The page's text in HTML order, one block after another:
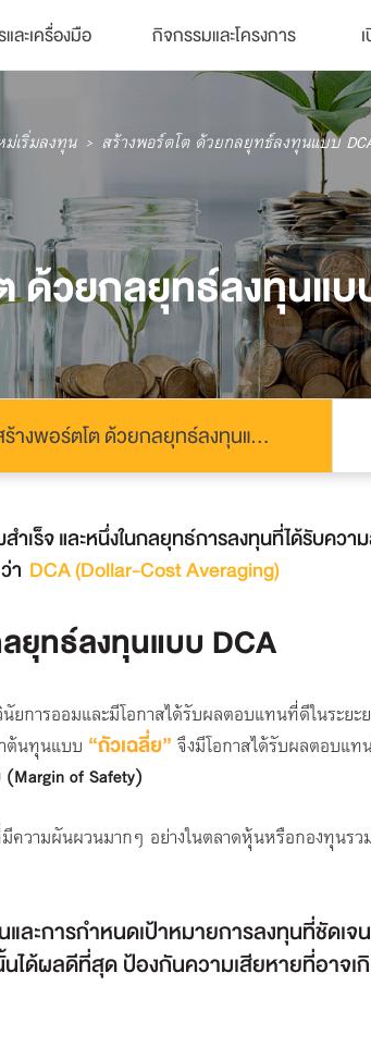
ละเครื่องมือ กิจกรรมและโครงการ
ม่เริ่มลงทุน สร้างพอร์ตโต ด้วยกลยุทธ์ลงทุนแบบ
ด้วยกลยุทธ์ลงทุนแบ
สร้างพอร์ตโต ด้วยกลยุทธ์ลงทุนแบบ DCA
เร็จ และหนึ่งในกลยุทธ์การลงทุนที่ได้รับควา
า DCA (Dollar-Cost Averaging)
ยุทธ์ลงทุนแบบ DCA
นัยการออมและมีโอกาสได้รับผลตอบแทนที่ดีในร
ต้นทุนแบบ “ถัวเฉลี่ย” จึงมีโอกาสได้รับผลตอบแท
of Safety)
วามผันผวนมากๆ อย่างในตลาดหุ้นหรือกองทุนร
ะการกำหนดเป้าหมายการลงทุนที่ชัดเจน
ได้ผลดีที่สุด ป้องกันความเสียหายที่อาจเ